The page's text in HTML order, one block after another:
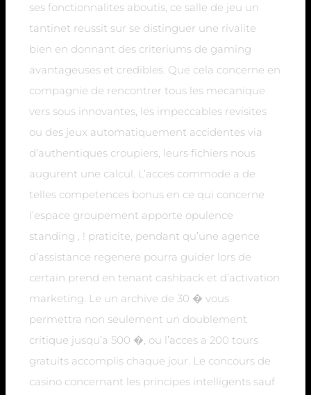
ses fonctionnalites aboutis, ce salle de jeu un
tantinet reussit sur se distinguer une rivalite
bien en donnant des criteriums de gaming
avantageuses et credibles. Que cela concerne en
compagnie de rencontrer tous les mecanique
vers sous innovantes, les impeccables revisites
ou des jeux automatiquement accidentes via
d’authentiques croupiers, leurs fichiers nous
augurent une calcul. L’acces commode a de
telles competences bonus en ce qui concerne
l’espace groupement apporte opulence
standing , ! praticite, pendant qu’une agence
d’assistance regenere pourra guider lors de
certain prend en tenant cashback et d’activation
marketing. Le un archive de 30 � vous
permettra non seulement un doublement
critique jusqu’a 500 �, ou l’acces a 200 tours
gratuits accomplis chaque jour. Le concours de
casino concernant les principes intelligents sauf